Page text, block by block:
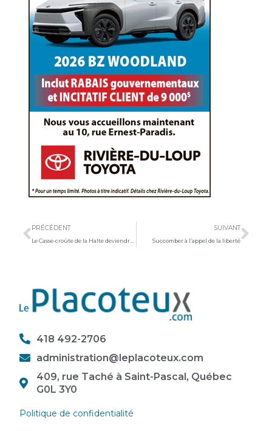
PRÉCÉDENT
Le Casse-croûte de la Halte deviendra la Fine cantine Chez Mag
SUIVANT
Succomber à l’appel de la liberté
418 492-2706
administration@leplacoteux.com
409, rue Taché à Saint-Pascal, Québec
G0L 3Y0
Politique de confidentialité